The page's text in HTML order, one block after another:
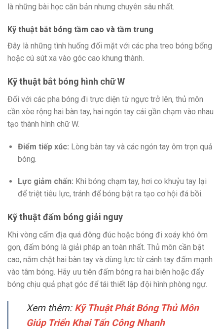
là những bài học căn bản nhưng chuyên sâu nhất.
Kỹ thuật bắt bóng tầm cao và tầm trung
Đây là những tình huống đối mặt với các pha treo bóng bổng
hoặc cú sút xa vào góc cao khung thành.
Kỹ thuật bắt bóng hình chữ W
Đối với các pha bóng đi trực diện từ ngực trở lên, thủ môn
cần xòe rộng hai bàn tay, hai ngón tay cái gần chạm vào nhau
tạo thành hình chữ W.
Điểm tiếp xúc: Lòng bàn tay và các ngón tay ôm trọn quả
bóng.
Lực giảm chấn: Khi bóng chạm tay, hơi co khuỷu tay lại
để triệt tiêu lực, tránh để bóng bật ra tạo cơ hội đá bồi.
Kỹ thuật đấm bóng giải nguy
Khi vòng cấm địa quá đông đúc hoặc bóng đi xoáy khó ôm
gọn, đấm bóng là giải pháp an toàn nhất. Thủ môn cần bật
cao, nắm chặt hai bàn tay và dùng lực từ cánh tay đấm mạnh
vào tâm bóng. Hãy ưu tiên đấm bóng ra hai biên hoặc đẩy
bóng chịu quả phạt góc để tái thiết lập đội hình phòng ngự.
Xem thêm: Kỹ Thuật Phát Bóng Thủ Môn
Giúp Triển Khai Tấn Công Nhanh